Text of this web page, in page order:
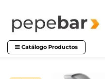
Catálogo Productos